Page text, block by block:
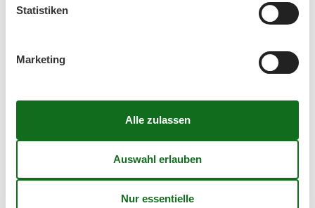
Sie haben das ganze Jahr die Möglichkeit einen
Statistiken
Marketing